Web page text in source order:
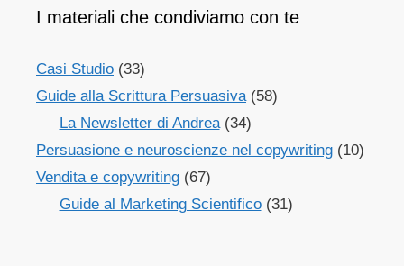
I materiali che condiviamo con te
Casi Studio (33)
Guide alla Scrittura Persuasiva (58)
La Newsletter di Andrea(34)
Persuasione e neuroscienze nel copywriting (10)
Vendita e copywriting (67)
Guide al Marketing Scientifico(31)